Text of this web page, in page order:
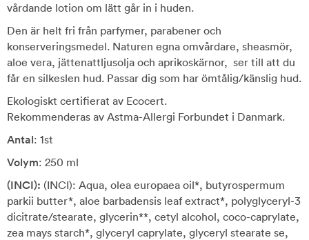
vårdande lotion om lätt går in i huden.
Den är helt fri från parfymer, parabener och
konserveringsmedel. Naturen egna omvårdare, sheasmör,
aloe vera, jättenattljusolja och aprikoskärnor, ser till att du
får en silkeslen hud. Passar dig som har ömtålig/känslig hud.
Ekologiskt certifierat av Ecocert.
Rekommenderas av Astma-Allergi Forbundet i Danmark.
Antal: 1st
Volym: 250 ml
(INCI): (INCI): Aqua, olea europaea oil*, butyrospermum
parkii butter*, aloe barbadensis leaf extract*, polyglyceryl-3
dicitrate/stearate, glycerin**, cetyl alcohol, coco-caprylate,
zea mays starch*, glyceryl caprylate, glyceryl stearate se,